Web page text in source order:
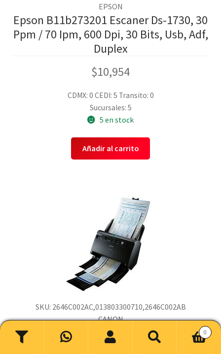
EPSON
Epson B11b273201 Escaner Ds-1730, 30
Ppm / 70 Ipm, 600 Dpi, 30 Bits, Usb, Adf,
Duplex
$10,954
CDMX: 0 CEDI: 5 Transito: 0
Sucursales: 5
5 en stock
Añadir al carrito
SKU: 2646C002AC,013803300710,2646C002AB
CANON
Canon
2646c002ac,013803300710,2646c002ab
Buscar
Buscar
0